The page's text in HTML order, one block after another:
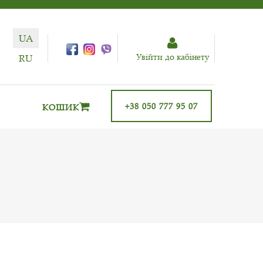
UA
RU
Увiйти до кабiнету
+38 050 777 95 07
КОШИК